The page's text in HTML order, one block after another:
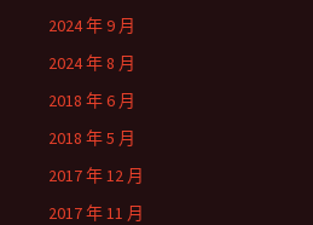
2024 年 9 月
2024 年 8 月
2018 年 6 月
2018 年 5 月
2017 年 12 月
2017 年 11 月